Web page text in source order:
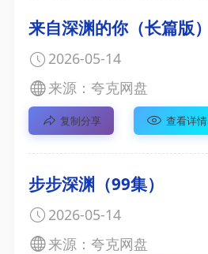
来自深渊的你（长篇版）
2026-05-14
来源：夸克网盘
复制分享 查看详情
步步深渊（99集）
2026-05-14
来源：夸克网盘